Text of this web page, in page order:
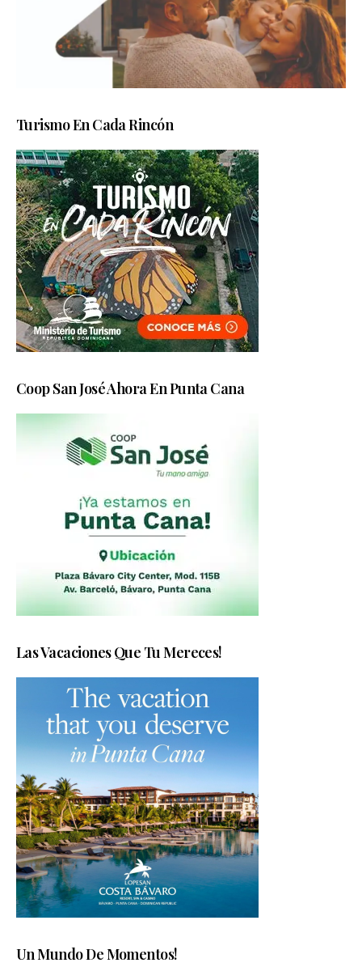
Turismo En Cada Rincón
Coop San José Ahora En Punta Cana
Las Vacaciones Que Tu Mereces!
Un Mundo De Momentos!